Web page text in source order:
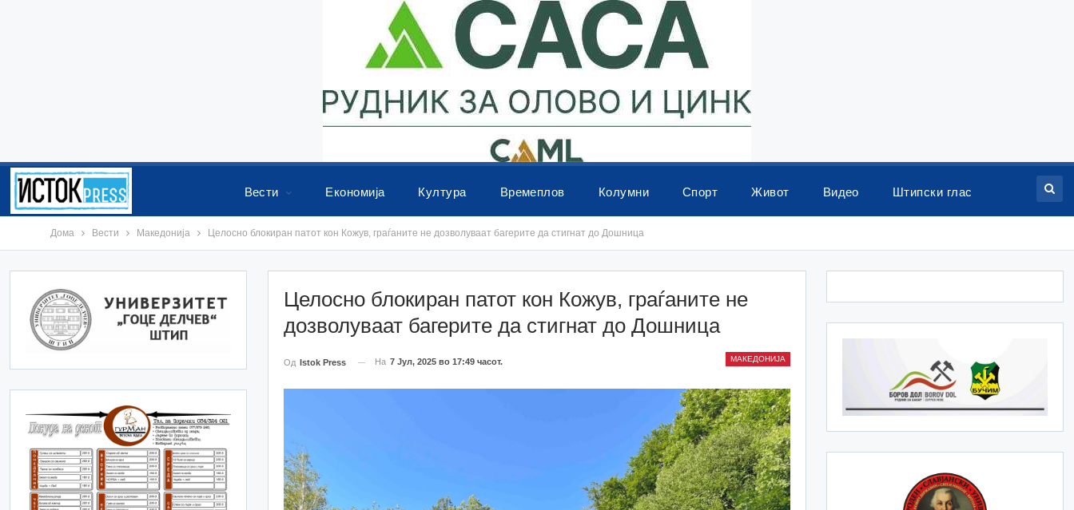
Вести Економија Култура Времеплов Колумни Спорт Живот Видео Штипски глас
Дома Вести Македонија Целосно блокиран патот кон Кожув, граѓаните не дозволуваат багерите да стигнат до Дошница
Целосно блокиран патот кон Кожув, граѓаните не
дозволуваат багерите да стигнат до Дошница
МАКЕДОНИЈА
Од Istok Press На 7 Јул, 2025 во 17:49 часот.